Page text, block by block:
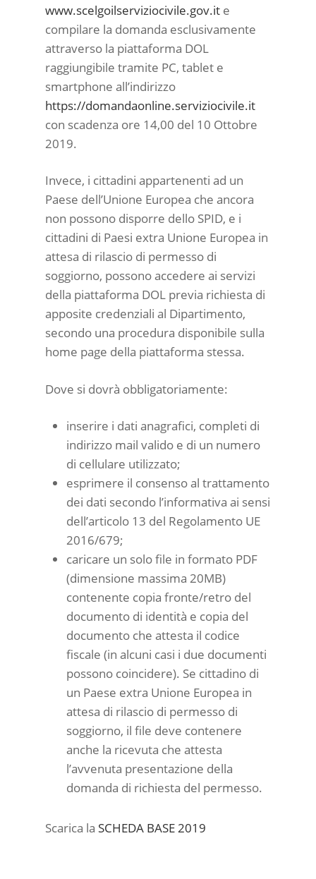
www.scelgoilserviziocivile.gov.it e
compilare la domanda esclusivamente
attraverso la piattaforma DOL
raggiungibile tramite PC, tablet e
smartphone all’indirizzo
https://domandaonline.serviziocivile.it
con scadenza ore 14,00 del 10 Ottobre
2019.
Invece, i cittadini appartenenti ad un
Paese dell’Unione Europea che ancora
non possono disporre dello SPID, e i
cittadini di Paesi extra Unione Europea in
attesa di rilascio di permesso di
soggiorno, possono accedere ai servizi
della piattaforma DOL previa richiesta di
apposite credenziali al Dipartimento,
secondo una procedura disponibile sulla
home page della piattaforma stessa.
Dove si dovrà obbligatoriamente:
inserire i dati anagrafici, completi di
indirizzo mail valido e di un numero
di cellulare utilizzato;
esprimere il consenso al trattamento
dei dati secondo l’informativa ai sensi
dell’articolo 13 del Regolamento UE
2016/679;
caricare un solo file in formato PDF
(dimensione massima 20MB)
contenente copia fronte/retro del
documento di identità e copia del
documento che attesta il codice
fiscale (in alcuni casi i due documenti
possono coincidere). Se cittadino di
un Paese extra Unione Europea in
attesa di rilascio di permesso di
soggiorno, il file deve contenere
anche la ricevuta che attesta
l’avvenuta presentazione della
domanda di richiesta del permesso.
Scarica la SCHEDA BASE 2019